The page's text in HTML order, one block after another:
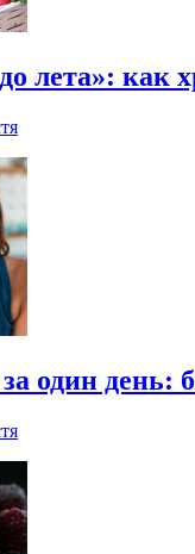
лета»: как
один день: